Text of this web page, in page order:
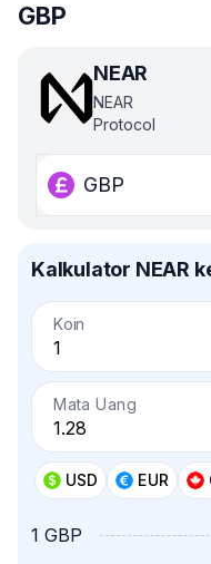
GBP
NEAR
NEAR
Protocol
GBP
Kalkulator NEAR
Koin
Mata Uang
USD EUR
1 GBP